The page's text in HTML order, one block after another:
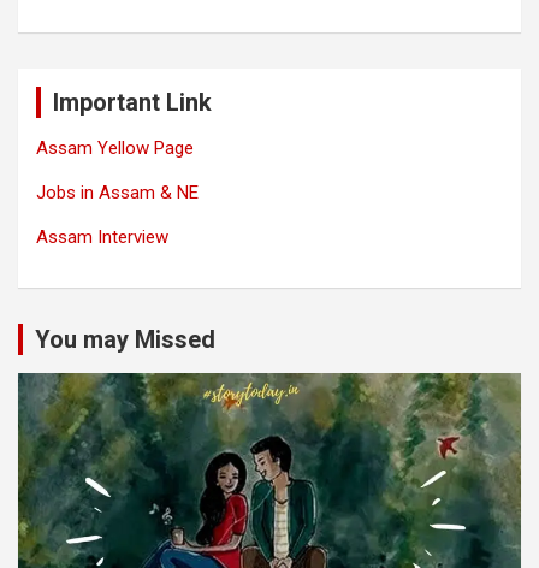
Important Link
Assam Yellow Page
Jobs in Assam & NE
Assam Interview
You may Missed